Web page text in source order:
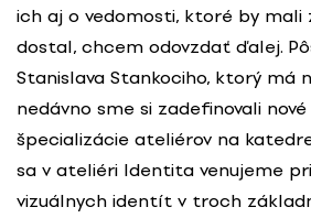
ich aj o vedomosti, ktoré by mali
dostal, chcem odovzdať ďalej.
Stanislava Stankociho, ktorý má
nedávno sme si zadefinovali
špecializácie ateliérov na
sa v ateliéri Identita venujeme
vizuálnych identít v troch